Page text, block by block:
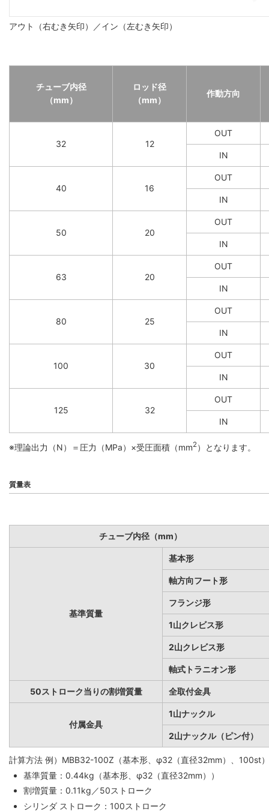
アウト（右むき矢印）／イン（左むき矢印）
チューブ内径
（mm）
ロッド径
（mm）
作動方向
32 12
OUT
IN
40 16
OUT
IN
50 20
OUT
IN
63 20
OUT
IN
80 25
OUT
IN
100 30
OUT
IN
125 32
OUT
IN
※理論出力（N）＝圧力（MPa）×受圧面積（mm2）となります。
質量表
チューブ内径（mm）
基準質量
基本形
軸方向フート形
フランジ形
1山クレビス形
2山クレビス形
軸式トラニオン形
50ストローク当りの割増質量 全取付金具
付属金具
1山ナックル
2山ナックル（ピン付）
計算方法 例）MBB32-100Z（基本形、φ32（直径32mm）、100st）
基準質量：0.44kg（基本形、φ32（直径32mm））
割増質量：0.11kg／50ストローク
シリンダ ストローク：100ストローク